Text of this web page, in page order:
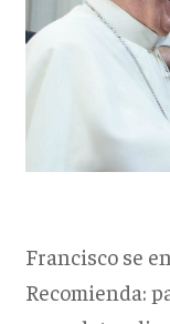
Francisco se
Recomienda: